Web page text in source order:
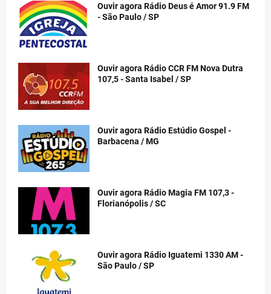
Ouvir agora Rádio Deus é Amor 91.9 FM
- São Paulo / SP
Ouvir agora Rádio CCR FM Nova Dutra
107,5 - Santa Isabel / SP
Ouvir agora Rádio Estúdio Gospel -
Barbacena / MG
Ouvir agora Rádio Magia FM 107,3 -
Florianópolis / SC
Ouvir agora Rádio Iguatemi 1330 AM -
São Paulo / SP